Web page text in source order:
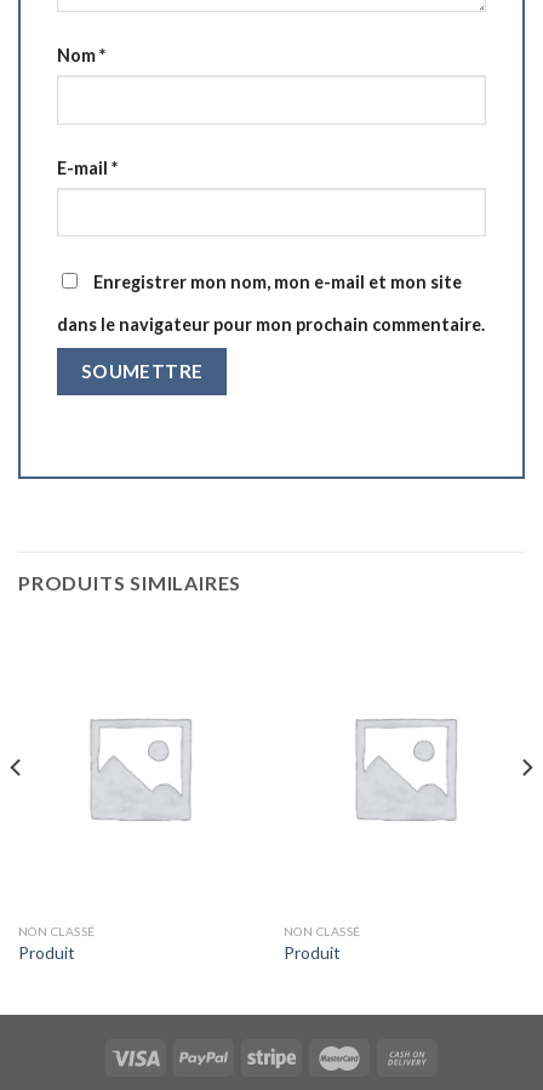
Nom*
E-mail *
Enregistrer mon nom, mon e-mail et mon site
dans le navigateur pour mon prochain commentaire.
PRODUITS SIMILAIRES
NON CLASSÉ
Produit
NON CLASSÉ
Produit